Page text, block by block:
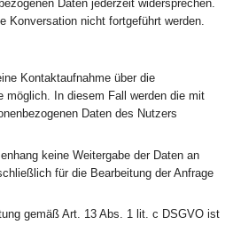
Daten jederzeit widersprechen.
Konversation nicht fortgeführt werden.
Kontaktaufnahme über die
möglich. In diesem Fall werden die mit
Daten des Nutzers
keine Weitergabe der Daten an
für die Bearbeitung der Anfrage
gemäß Art. 13 Abs. 1 lit. c DSGVO ist